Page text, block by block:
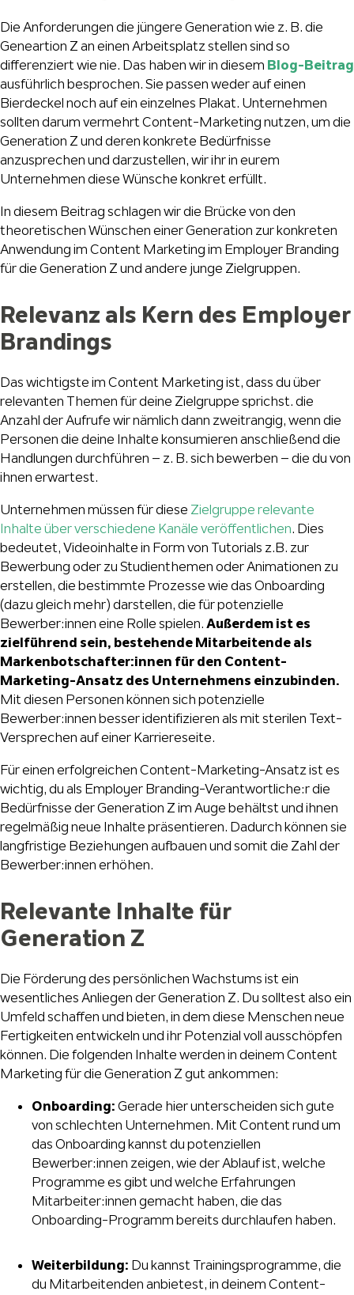
Die Anforderungen die jüngere Generation wie z. B. die
Geneartion Z an einen Arbeitsplatz stellen sind so
differenziert wie nie. Das haben wir in diesem Blog-Beitrag
ausführlich besprochen. Sie passen weder auf einen
Bierdeckel noch auf ein einzelnes Plakat. Unternehmen
sollten darum vermehrt Content-Marketing nutzen, um die
Generation Z und deren konkrete Bedürfnisse
anzusprechen und darzustellen, wir ihr in eurem
Unternehmen diese Wünsche konkret erfüllt.
In diesem Beitrag schlagen wir die Brücke von den
theoretischen Wünschen einer Generation zur konkreten
Anwendung im Content Marketing im Employer Branding
für die Generation Z und andere junge Zielgruppen.
Relevanz als Kern des Employer
Brandings
Das wichtigste im Content Marketing ist, dass du über
relevanten Themen für deine Zielgruppe sprichst. die
Anzahl der Aufrufe wir nämlich dann zweitrangig, wenn die
Personen die deine Inhalte konsumieren anschließend die
Handlungen durchführen – z. B. sich bewerben – die du von
ihnen erwartest.
Unternehmen müssen für diese Zielgruppe relevante
Inhalte über verschiedene Kanäle veröffentlichen. Dies
bedeutet, Videoinhalte in Form von Tutorials z.B. zur
Bewerbung oder zu Studienthemen oder Animationen zu
erstellen, die bestimmte Prozesse wie das Onboarding
(dazu gleich mehr) darstellen, die für potenzielle
Bewerber:innen eine Rolle spielen. Außerdem ist es
zielführend sein, bestehende Mitarbeitende als
Markenbotschafter:innen für den Content-
Marketing-Ansatz des Unternehmens einzubinden.
Mit diesen Personen können sich potenzielle
Bewerber:innen besser identifizieren als mit sterilen Text-
Versprechen auf einer Karriereseite.
Für einen erfolgreichen Content-Marketing-Ansatz ist es
wichtig, du als Employer Branding-Verantwortliche:r die
Bedürfnisse der Generation Z im Auge behältst und ihnen
regelmäßig neue Inhalte präsentieren. Dadurch können sie
langfristige Beziehungen aufbauen und somit die Zahl der
Bewerber:innen erhöhen.
Relevante Inhalte für
Generation Z
Die Förderung des persönlichen Wachstums ist ein
wesentliches Anliegen der Generation Z. Du solltest also ein
Umfeld schaffen und bieten, in dem diese Menschen neue
Fertigkeiten entwickeln und ihr Potenzial voll ausschöpfen
können. Die folgenden Inhalte werden in deinem Content
Marketing für die Generation Z gut ankommen:
Onboarding: Gerade hier unterscheiden sich gute
von schlechten Unternehmen. Mit Content rund um
das Onboarding kannst du potenziellen
Bewerber:innen zeigen, wie der Ablauf ist, welche
Programme es gibt und welche Erfahrungen
Mitarbeiter:innen gemacht haben, die das
Onboarding-Programm bereits durchlaufen haben.
Weiterbildung: Du kannst Trainingsprogramme, die
du Mitarbeitenden anbietest, in deinem Content-